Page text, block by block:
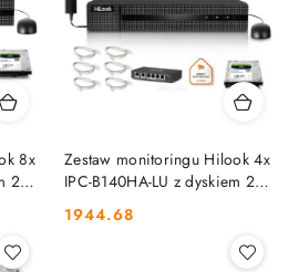
8x
2TB
Zestaw monitoringu Hilook 4x
IPC-B140HA-LU z dyskiem 2TB
Cena:
1944.68